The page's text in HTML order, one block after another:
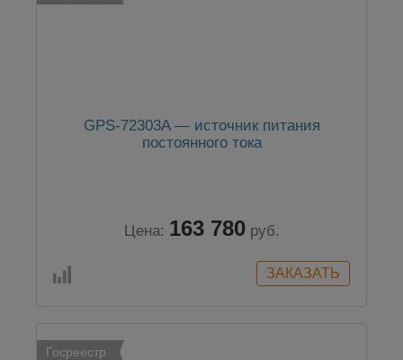
GPS-72303A — источник питания
постоянного тока
Цена: 163 780 руб.
Госреестр